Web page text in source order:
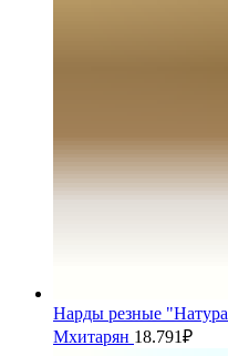
Нарды резные
Мхитарян 18.791₽